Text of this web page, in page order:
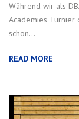
Während wir als
Academies Turnier
schon...
READ MORE